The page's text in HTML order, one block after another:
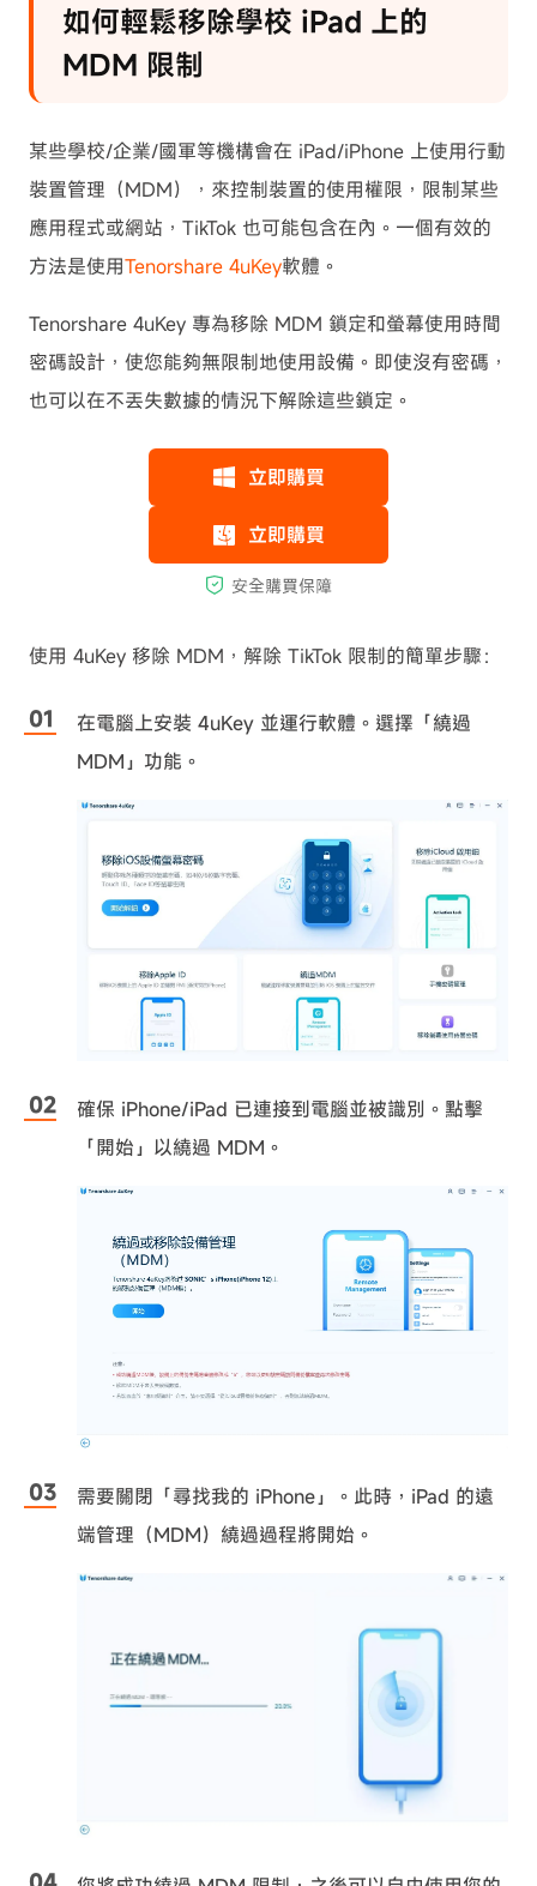
如何輕鬆移除學校 iPad 上的
MDM 限制
某些學校/企業/國軍等機構會在 iPad/iPhone 上使用行動
裝置管理（MDM），來控制裝置的使用權限，限制某些
應用程式或網站，TikTok 也可能包含在內。一個有效的
方法是使用Tenorshare 4uKey軟體。
Tenorshare 4uKey 專為移除 MDM 鎖定和螢幕使用時間
密碼設計，使您能夠無限制地使用設備。即使沒有密碼，
也可以在不丟失數據的情況下解除這些鎖定。
使用 4uKey 移除 MDM，解除 TikTok 限制的簡單步驟：
在電腦上安裝 4uKey 並運行軟體。選擇「繞過
MDM」功能。
確保 iPhone/iPad 已連接到電腦並被識別。點擊
「開始」以繞過 MDM。
需要關閉「尋找我的 iPhone」。此時，iPad 的遠
端管理（MDM）繞過過程將開始。